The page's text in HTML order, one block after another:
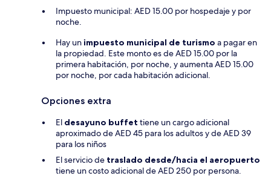
Impuesto municipal: AED 15.00 por hospedaje y por
noche.
Hay unimpuesto municipal de turismo a pagar en
la propiedad. Este monto es de AED 15.00 por la
primera habitación, por noche, y aumenta AED 15.00
por noche, por cada habitación adicional.
Opciones extra
El desayuno buffet tiene un cargo adicional
aproximado de AED 45 para los adultos y de AED 39
para los niños
El servicio de traslado desde/hacia el aeropuerto
tiene un costo adicional de AED 250 por persona.